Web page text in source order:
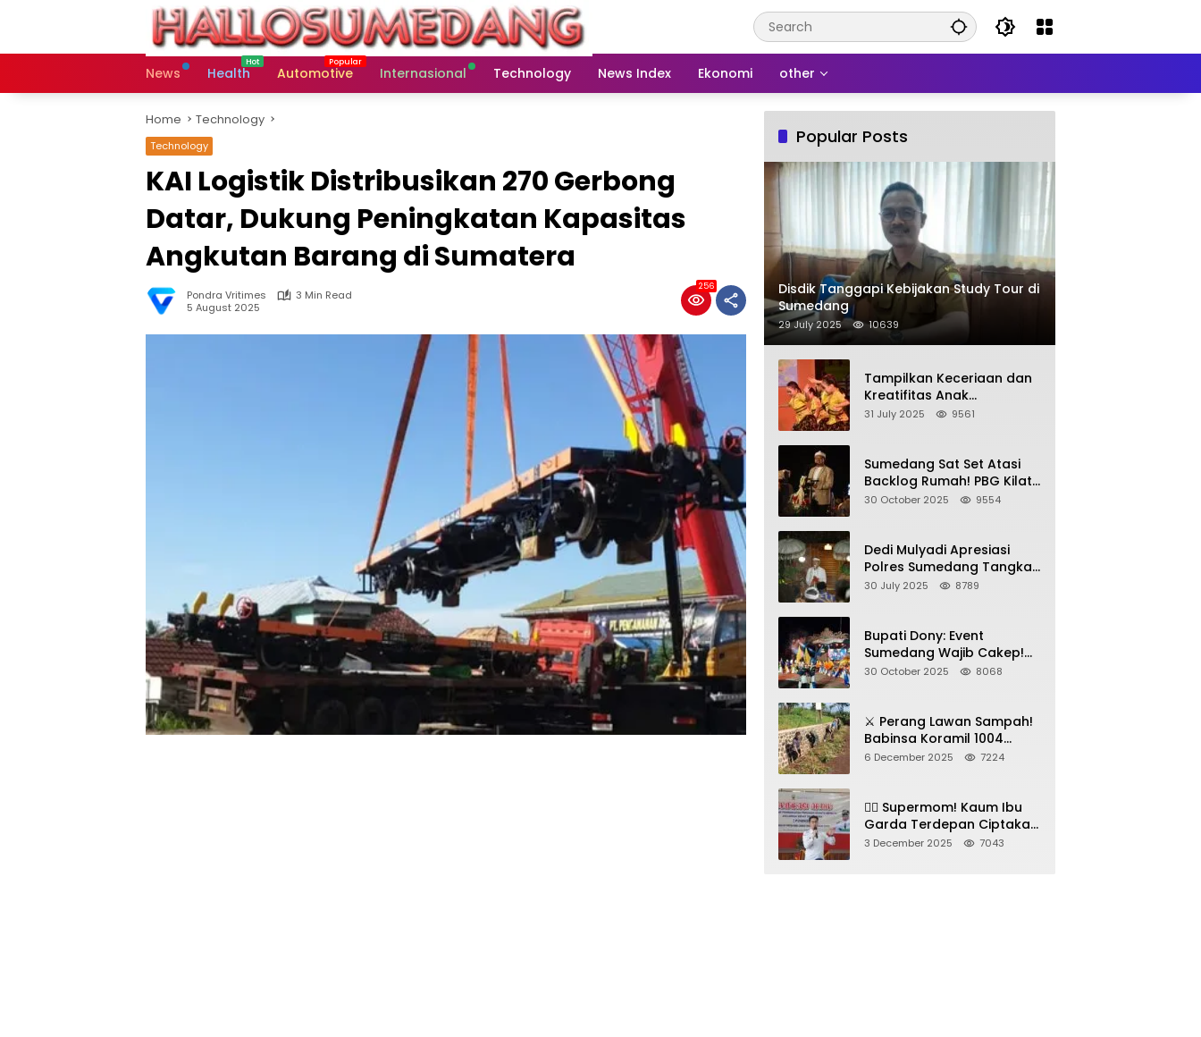
News
Health Automotive Internasional Technology News Index Ekonomi other
Home Technology
Technology
KAI Logistik Distribusikan 270 Gerbong
Datar, Dukung Peningkatan Kapasitas
Angkutan Barang di Sumatera
Pondra Vritimes
3 Min Read
5 August 2025
256
Popular Posts
Disdik Tanggapi Kebijakan Study Tour di
Sumedang
29 July 2025 10639
Tampilkan Keceriaan dan
Kreatifitas Anak
Sumedang, Gebyar HAN
31 July 2025 9561
Sumedang Sat Set Atasi
Backlog Rumah! PBG Kilat
+ KUR Perumahan Jadi
30 October 2025 9554
Dedi Mulyadi Apresiasi
Polres Sumedang Tangkap
Wartawan Gadungan
30 July 2025 8789
Bupati Dony: Event
Sumedang Wajib Cakep!
Sosialisasi Wajib Nempel
30 October 2025 8068
⚔️ Perang Lawan Sampah!
Babinsa Koramil 1004
Tanjungsari Pimpin Warga
6 December 2025 7224
🦸‍♀️ Supermom! Kaum Ibu
Garda Terdepan Ciptakan
Generasi Unggul di
3 December 2025 7043